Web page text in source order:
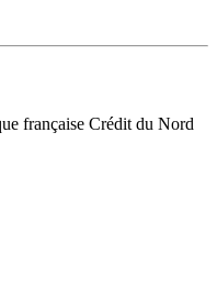
française Crédit du Nord